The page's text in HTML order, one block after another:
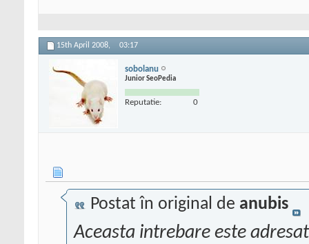
15th April 2008, 03:17
sobolanu
Junior SeoPedia
Reputatie: 0
Postat în original de anubis
Aceasta intrebare este